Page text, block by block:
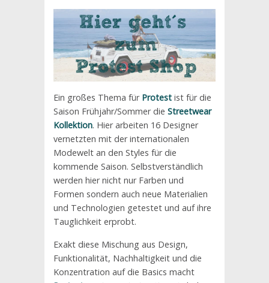
Ein großes Thema für Protest ist für die
Saison Frühjahr/Sommer die Streetwear
Kollektion. Hier arbeiten 16 Designer
vernetzten mit der internationalen
Modewelt an den Styles für die
kommende Saison. Selbstverständlich
werden hier nicht nur Farben und
Formen sondern auch neue Materialien
und Technologien getestet und auf ihre
Tauglichkeit erprobt.
Exakt diese Mischung aus Design,
Funktionalität, Nachhaltigkeit und die
Konzentration auf die Basics macht